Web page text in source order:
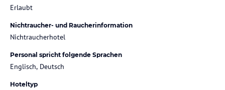
Erlaubt
Nichtraucher- und Raucherinformation
Nichtraucherhotel
Personal spricht folgende Sprachen
Englisch, Deutsch
Hoteltyp